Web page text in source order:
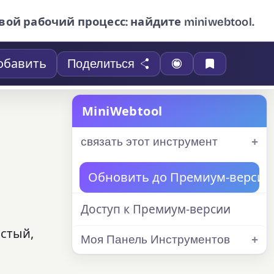
рабочий процесс: найдите miniwebtool.
Поделиться
MiniWebtool
связать этот инструмент
Обновить до Премиум-версии
Доступ к Премиум-версии
Моя Панель Инструментов